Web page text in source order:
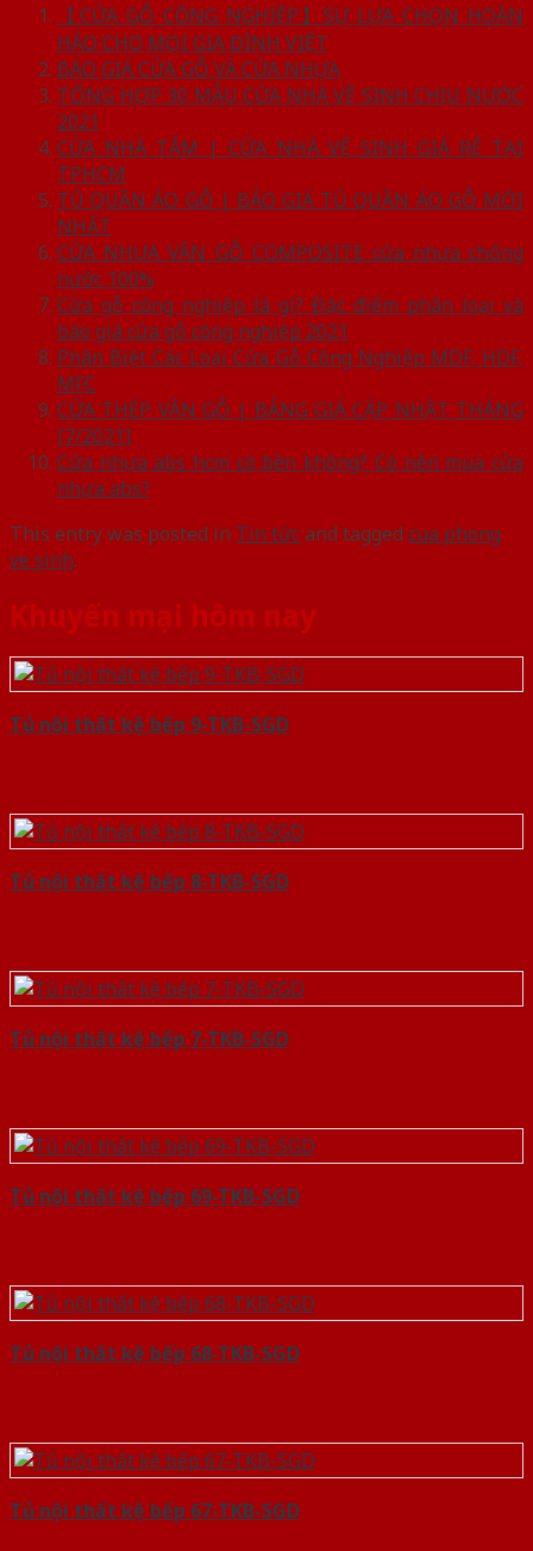
【CỬA GỖ CÔNG NGHIỆP】SỰ LỰA CHỌN HOÀN
HẢO CHO MỌI GIA ĐÌNH VIỆT
BÁO GIÁ CỬA GỖ VÀ CỬA NHỰA
TỔNG HỢP 30 MẪU CỬA NHÀ VỆ SINH CHỊU NƯỚC
2021
CỬA NHÀ TẮM | CỬA NHÀ VỆ SINH GIÁ RẺ TẠI
TPHCM
TỦ QUẦN ÁO GỖ | BÁO GIÁ TỦ QUẦN ÁO GỖ MỚI
NHẤT
CỬA NHỰA VÂN GỖ COMPOSITE_cửa nhựa chống
nước 100%
Cửa gỗ công nghiệp là gì? Đặc điểm phân loại và
báo giá cửa gỗ công nghiệp 2021
Phân Biệt Các Loại Cửa Gỗ Công Nghiệp MDF, HDF,
MFC
CỬA THÉP VÂN GỖ | BẢNG GIÁ CẬP NHẬT THÁNG
[7/2021]
Cửa nhựa abs hcm có bền không? Có nên mua cửa
nhựa abs?
This entry was posted in Tin tứcand tagged cua phong
ve sinh.
Khuyến mại hôm nay
Tủ nội thất kệ bếp 9-TKB-SGD
Tủ nội thất kệ bếp 8-TKB-SGD
Tủ nội thất kệ bếp 7-TKB-SGD
Tủ nội thất kệ bếp 69-TKB-SGD
Tủ nội thất kệ bếp 68-TKB-SGD
Tủ nội thất kệ bếp 67-TKB-SGD